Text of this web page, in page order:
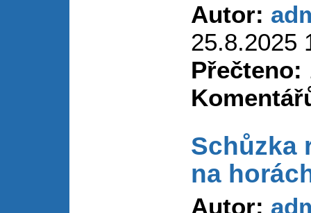
Autor:
25.8.2025
Přečteno:
Schůzka
na
Autor: